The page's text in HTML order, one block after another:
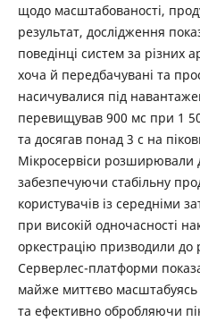
щодо масштабованості,
результат, дослідження
поведінці систем за різних
хоча й передбачувані та
насичувалися під
перевищував 900 мс при 1
та досягав понад 3 с на
Мікросервіси розширювали
забезпечуючи стабільну
користувачів із середніми
при високій одночасності
оркестрацію призводили до
Серверлес-платформи
майже миттєво масштабуясь
та ефективно обробляючи